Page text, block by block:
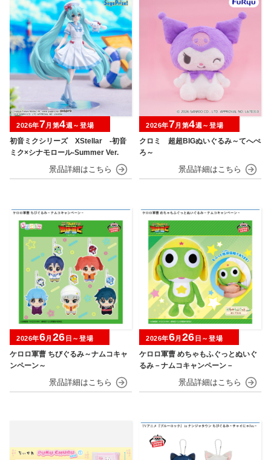
初音ミクシリーズ XStellar ‐初音
ミク×シナモロール‐Summer Ver.
2026年7月第4週～登場
クロミ 超超BIGぬいぐるみ～てへぺ
ろ～
2026年7月第4週～登場
ケロロ軍曹 ちびぐるみ～ナムコキャ
ンペーン～
2026年6月 26 日～登場
ケロロ軍曹 めちゃもふぐっとぬいぐ
るみ－ナムコキャンペーン－
2026年6月 26 日～登場